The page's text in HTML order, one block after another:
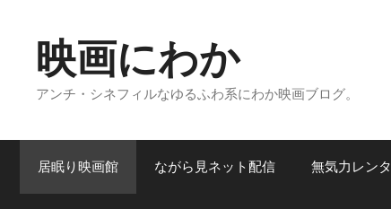
ス
映画にわか
アンチ・シネフィルなゆるふわ系にわか映画ブログ。
居眠り映画館 ながら見ネット配信 無気力レン